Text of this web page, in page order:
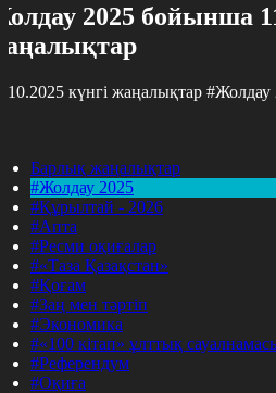
2025 бойынша
күнгі жаңалықтар #Жолдау
Барлық жаңалықтар
#Жолдау 2025
#Құрылтай - 2026
#Апта
#Ресми оқиғалар
#«Таза Қазақстан»
#Қоғам
#Заң мен тәртіп
#Экономика
#«100 кітап» ұлттық
#Референдум
#Оқиға